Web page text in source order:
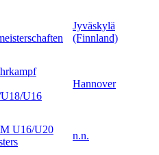
Jyväskylä
(Finnland)
U16
Hannover
U16/U20
n.n.